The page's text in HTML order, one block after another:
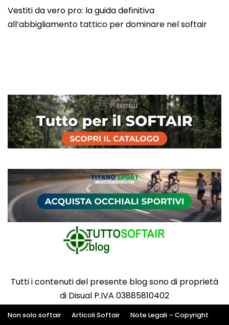
Vestiti da vero pro: la guida definitiva
all’abbigliamento tattico per dominare nel softair
Tutti i contenuti del presente blog sono di proprietà
di Disual P.IVA 03885810402
Non solo softair Articoli Softair
Note Legali – Copyright